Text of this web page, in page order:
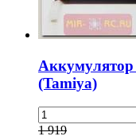
(Tamiya)
1 919